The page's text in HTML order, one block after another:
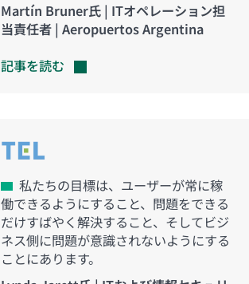
Martín Bruner氏 | ITオペレーション担
当責任者 | Aeropuertos Argentina
記事を読む
私たちの目標は、ユーザーが常に稼
働できるようにすること、問題をできる
だけすばやく解決すること、そしてビジ
ネス側に問題が意識されないようにする
ことにあります。